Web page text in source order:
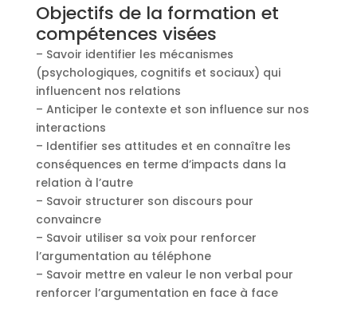
Objectifs de la formation et
compétences visées
– Savoir identifier les mécanismes
(psychologiques, cognitifs et sociaux) qui
influencent nos relations
– Anticiper le contexte et son influence sur nos
interactions
– Identifier ses attitudes et en connaître les
conséquences en terme d’impacts dans la
relation à l’autre
– Savoir structurer son discours pour
convaincre
– Savoir utiliser sa voix pour renforcer
l’argumentation au téléphone
– Savoir mettre en valeur le non verbal pour
renforcer l’argumentation en face à face